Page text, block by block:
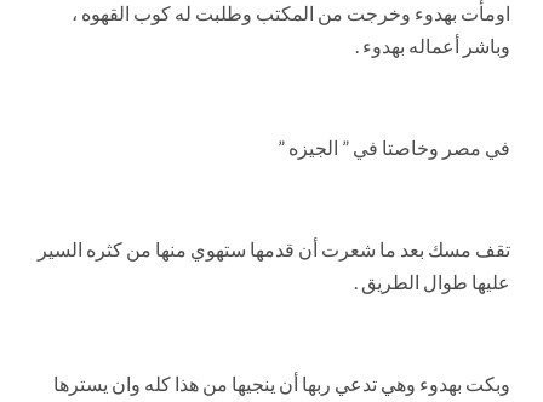
اومأت بهدوء وخرجت من المكتب وطلبت له كوب القهوه ،
وباشر أعماله بهدوء .
في مصر وخاصتا في ” الجيزه ”
تقف مسك بعد ما شعرت أن قدمها ستهوي منها من كثره السير
عليها طوال الطريق .
وبكت بهدوء وهي تدعي ربها أن ينجيها من هذا كله وان يسترها